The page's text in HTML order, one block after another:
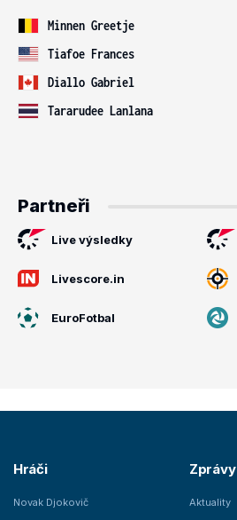
Minnen Greetje
Tiafoe Frances
Diallo Gabriel
Tararudee Lanlana
Partneři
Live výsledky
Livescore.in
EuroFotbal
Hráči
Novak Djokovič
Zprávy
Aktuality